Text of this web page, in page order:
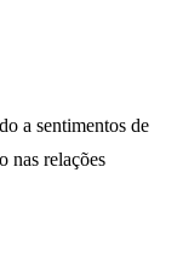
a sentimentos de
nas relações